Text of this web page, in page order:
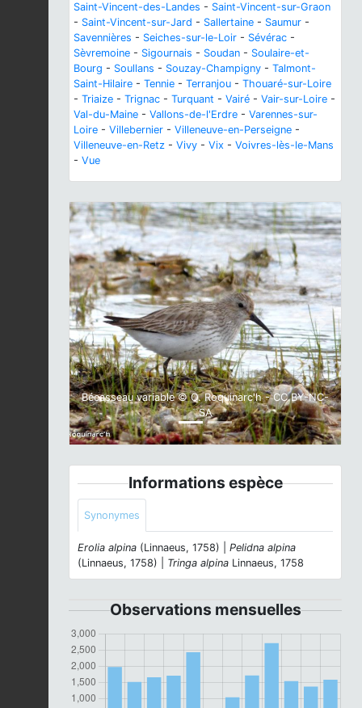
Saint-Vincent-des-Landes - Saint-Vincent-sur-Graon
- Saint-Vincent-sur-Jard - Sallertaine - Saumur -
Savennières - Seiches-sur-le-Loir - Sévérac -
Sèvremoine - Sigournais - Soudan - Soulaire-et-
Bourg - Soullans - Souzay-Champigny - Talmont-
Saint-Hilaire - Tennie - Terranjou - Thouaré-sur-Loire
- Triaize - Trignac - Turquant - Vairé - Vair-sur-Loire -
Val-du-Maine - Vallons-de-l'Erdre - Varennes-sur-
Loire - Villebernier - Villeneuve-en-Perseigne -
Villeneuve-en-Retz - Vivy - Vix - Voivres-lès-le-Mans
- Vue
Bécasseau variable © O. Roquinarc'h - CC BY-NC-
SA
Previous Next
Informations espèce
Synonymes
Erolia alpina (Linnaeus, 1758) | Pelidna alpina
(Linnaeus, 1758) | Tringa alpina Linnaeus, 1758
Observations mensuelles